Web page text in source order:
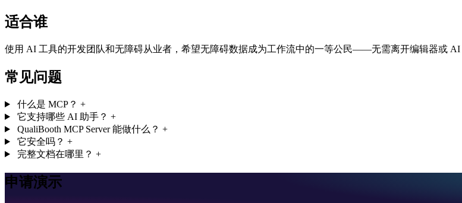
适合谁
使用 AI 工具的开发团队和无障碍从业者，希望无障碍数据成为工作流中的一等公民——无需离开编辑器或 AI
常见问题
什么是 MCP？ +
它支持哪些 AI 助手？ +
QualiBooth MCP Server 能做什么？ +
它安全吗？ +
完整文档在哪里？ +
申请演示